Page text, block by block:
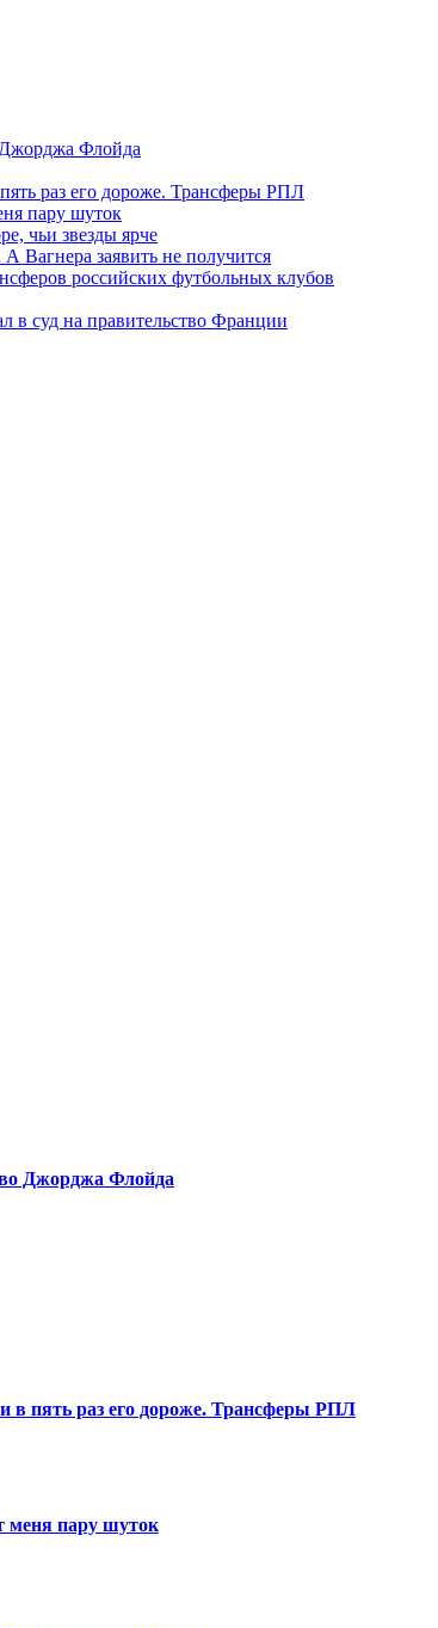
Флойда
раз его дороже. Трансферы РПЛ
пару шуток
чьи звезды ярче
Вагнера заявить не получится
российских футбольных клубов
в суд на правительство Франции
Джорджа Флойда
в пять раз его дороже. Трансферы РПЛ
меня пару шуток